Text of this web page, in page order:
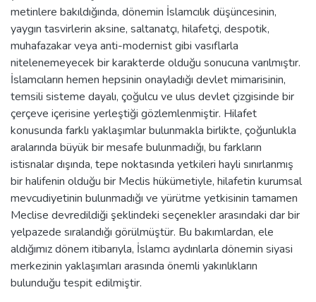
metinlere bakıldığında, dönemin İslamcılık düşüncesinin,
yaygın tasvirlerin aksine, saltanatçı, hilafetçi, despotik,
muhafazakar veya anti-modernist gibi vasıflarla
nitelenemeyecek bir karakterde olduğu sonucuna varılmıştır.
İslamcıların hemen hepsinin onayladığı devlet mimarisinin,
temsili sisteme dayalı, çoğulcu ve ulus devlet çizgisinde bir
çerçeve içerisine yerleştiği gözlemlenmiştir. Hilafet
konusunda farklı yaklaşımlar bulunmakla birlikte, çoğunlukla
aralarında büyük bir mesafe bulunmadığı, bu farkların
istisnalar dışında, tepe noktasında yetkileri hayli sınırlanmış
bir halifenin olduğu bir Meclis hükümetiyle, hilafetin kurumsal
mevcudiyetinin bulunmadığı ve yürütme yetkisinin tamamen
Meclise devredildiği şeklindeki seçenekler arasındaki dar bir
yelpazede sıralandığı görülmüştür. Bu bakımlardan, ele
aldığımız dönem itibarıyla, İslamcı aydınlarla dönemin siyasi
merkezinin yaklaşımları arasında önemli yakınlıkların
bulunduğu tespit edilmiştir.